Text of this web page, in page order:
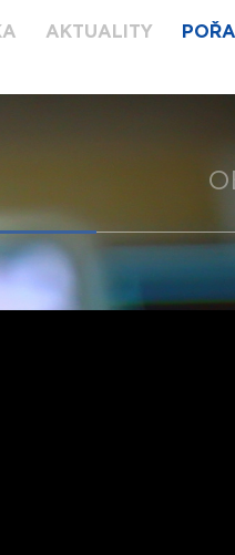
AKTUALITY